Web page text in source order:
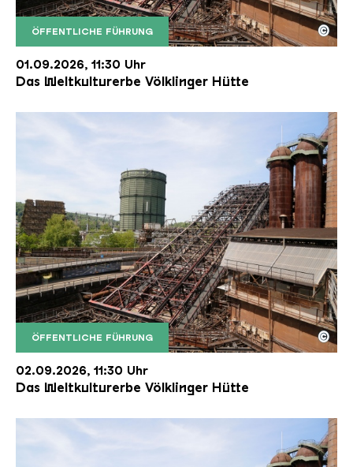
ÖFFENTLICHE FÜHRUNG
Der Erzschrägaufzug der Völklinger Hütte mit
Copyright: Weltkulturerbe Völklinger Hütte | Karl
©
01.09.2026, 11:30 Uhr
Das Weltkulturerbe Völklinger Hütte
ÖFFENTLICHE FÜHRUNG
Der Erzschrägaufzug der Völklinger Hütte mit
Copyright: Weltkulturerbe Völklinger Hütte | Karl
©
02.09.2026, 11:30 Uhr
Das Weltkulturerbe Völklinger Hütte